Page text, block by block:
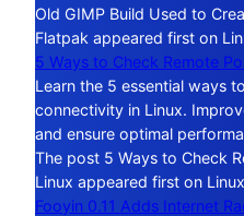
Old GIMP Build Used to
Flatpak appeared first on
5 Ways to Check Remote
Learn the 5 essential ways
connectivity in Linux.
and ensure optimal
The post 5 Ways to Check
Linux appeared first on
Fooyin 0.11 Adds Internet